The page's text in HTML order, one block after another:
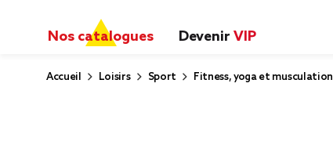
Nos catalogues Devenir VIP
Accueil Loisirs Sport Fitness, yoga et musculation